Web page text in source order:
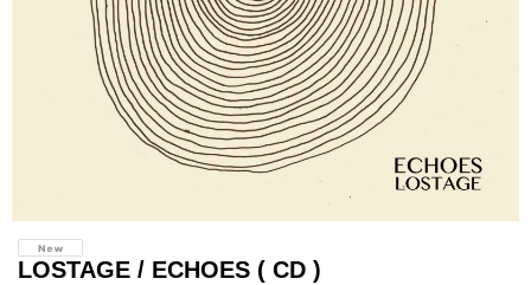
LOSTAGE / ECHOES ( CD )